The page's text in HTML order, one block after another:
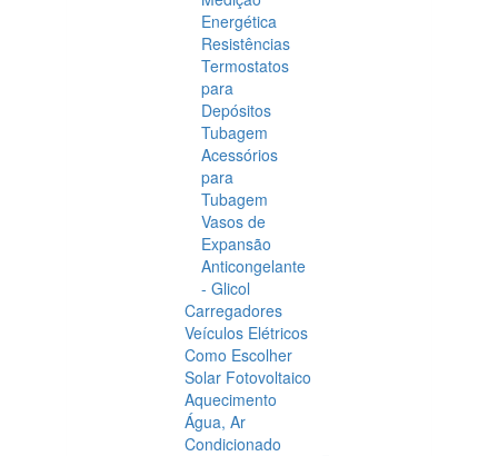
Energética
Resistências
Termostatos
para
Depósitos
Tubagem
Acessórios
para
Tubagem
Vasos de
Expansão
Anticongelante
- Glicol
Carregadores
Veículos Elétricos
Como Escolher
Solar Fotovoltaico
Aquecimento
Água, Ar
Condicionado